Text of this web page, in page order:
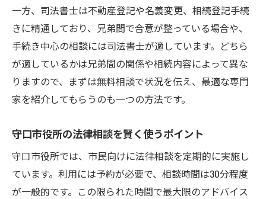
一方、司法書士は不動産登記や名義変更、相続登記手続
きに精通しており、兄弟間で合意が整っている場合や、
手続き中心の相談には司法書士が適しています。どちら
が適しているかは兄弟間の関係や相続内容によって異な
りますので、まずは無料相談で状況を伝え、最適な専門
家を紹介してもらうのも一つの方法です。
守口市役所の法律相談を賢く使うポイント
守口市役所では、市民向けに法律相談を定期的に実施し
ています。利用には予約が必要で、相談時間は30分程度
が一般的です。この限られた時間で最大限のアドバイス